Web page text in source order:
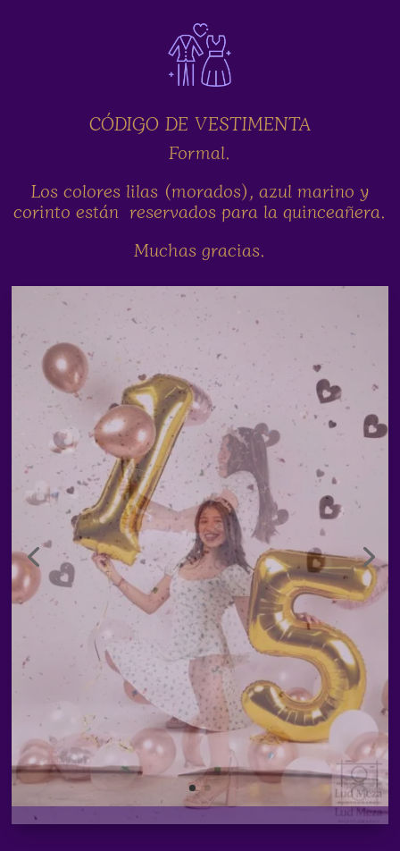
CÓDIGO DE VESTIMENTA
Formal.
Los colores lilas (morados), azul marino y
corinto están reservados para la quinceañera.
Muchas gracias.